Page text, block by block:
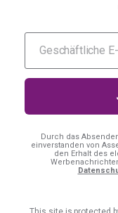
Durch das
einverstanden von
den Erhalt des